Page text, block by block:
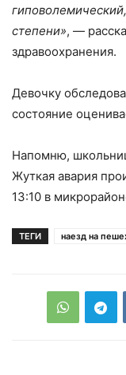
степени», —
здравоохранения.
Девочку
состояние
Напомню,
Жуткая авария
13:10 в
ТЕГИ наезд на